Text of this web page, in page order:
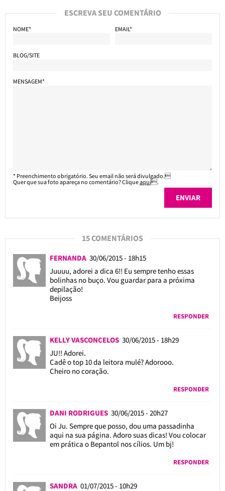
ESCREVA SEU COMENTÁRIO
NOME* EMAIL*
BLOG/SITE
MENSAGEM*
* Preenchimento obrigatório. Seu email não será divulgado.
Quer que sua foto apareça no comentário? Cliqueaqui.
15 COMENTÁRIOS
FERNANDA 30/06/2015 - 18h15
Juuuu, adorei a dica 6!! Eu sempre tenho essas
bolinhas no buço. Vou guardar para a próxima
depilação!
Beijoss
RESPONDER
KELLY VASCONCELOS 30/06/2015 - 18h29
JU!! Adorei.
Cadê o top 10 da leitora mulé? Adorooo.
Cheiro no coração.
RESPONDER
DANI RODRIGUES 30/06/2015 - 20h27
Oi Ju. Sempre que posso, dou uma passadinha
aqui na sua página. Adoro suas dicas! Vou colocar
em prática o Bepantol nos cílios. Um bj!
RESPONDER
SANDRA 01/07/2015 - 10h29